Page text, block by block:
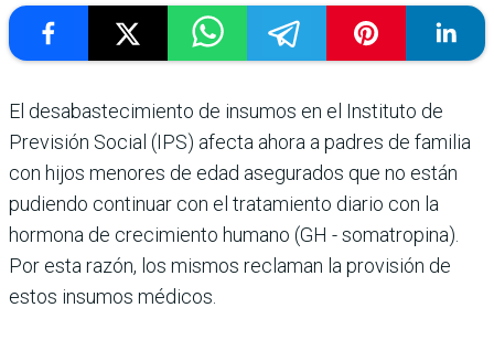
El desabastecimiento de insumos en el Instituto de
Previsión Social (IPS) afecta ahora a padres de familia
con hijos menores de edad asegurados que no están
pudiendo continuar con el tratamiento diario con la
hormona de crecimiento humano (GH - somatropina).
Por esta razón, los mismos reclaman la provisión de
estos insumos médicos.